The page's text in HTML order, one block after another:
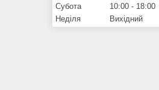
Субота
10:00
18:00
Неділя
Вихідний